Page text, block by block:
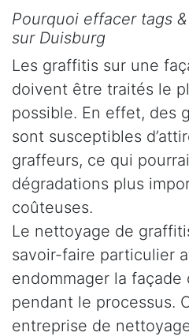
Pourquoi effacer tags
sur Duisburg
Les graffitis sur une
doivent être traités le
possible. En effet, des
sont susceptibles
graffeurs, ce qui
dégradations plus
coûteuses.
Le nettoyage de
savoir-faire particulier
endommager la
pendant le processus.
entreprise de